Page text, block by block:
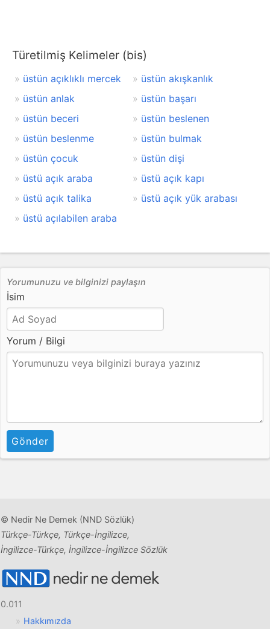
Türetilmiş Kelimeler (bis)
üstün açıklıklı mercek
üstün akışkanlık
üstün anlak
üstün başarı
üstün beceri
üstün beslenen
üstün beslenme
üstün bulmak
üstün çocuk
üstün dişi
üstü açık araba
üstü açık kapı
üstü açık talika
üstü açık yük arabası
üstü açılabilen araba
Yorumunuzu ve bilginizi paylaşın
İsim
Yorum / Bilgi
Gönder
© Nedir Ne Demek (NND Sözlük)
Türkçe-Türkçe, Türkçe-İngilizce,
İngilizce-Türkçe, İngilizce-İngilizce Sözlük
0.011
Hakkımızda